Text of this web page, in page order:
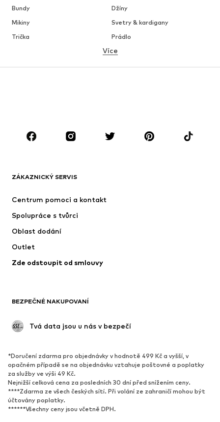
Bundy
Džíny
Mikiny
Svetry & kardigany
Trička
Prádlo
Košile
OBLEČENÍ
Bundy
Obleky & saka
Plavky
Příležitosti
Upcyklace
Nové
Kotníkové boty & kozačky
Polobotky
SPORT
Sportovní oblečení
Druhy sportů
Sportovní boty
Více
ZÁKAZNICKÝ SERVIS
Centrum pomoci a kontakt
Spolupráce s tvůrci
Oblast dodání
Outlet
Zde odstoupit od smlouvy
BEZPEČNÉ NAKUPOVANÍ
Tvá data jsou u nás v bezpečí
*Doručení zdarma pro objednávky v hodnotě 499 Kč a vyšší, v
opačném případě se na objednávku vztahuje poštovné a poplatky
za služby ve výši 49 Kč.
Nejnižší celková cena za posledních 30 dní před snížením ceny.
****Zdarma ze všech českých sítí. Při volání ze zahraničí mohou být
účtovány poplatky.
******Všechny ceny jsou včetně DPH.